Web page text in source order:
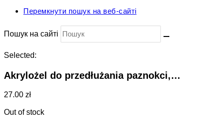
Перемкнути пошук на веб-сайті
Пошук на сайті
Selected:
Akrylożel do przedłużania paznokci,…
27.00 zł
Out of stock